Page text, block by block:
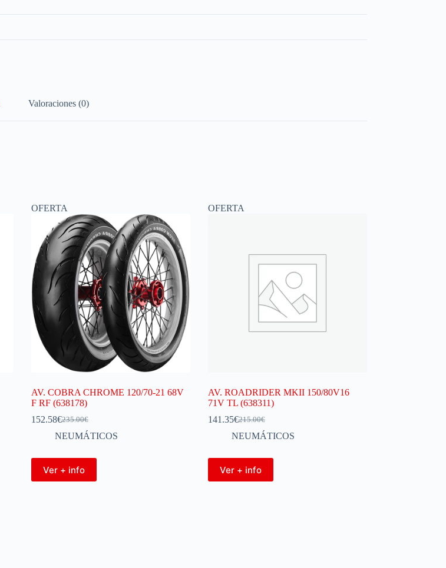
Valoraciones (0)
OFERTA
AV. COBRA CHROME 120/70-21 68V
F RF (638178)
235.00€
152.58€
NEUMÁTICOS
Ver + info
OFERTA
AV. ROADRIDER MKII 150/80V16
71V TL (638311)
215.00€
141.35€
NEUMÁTICOS
Ver + info